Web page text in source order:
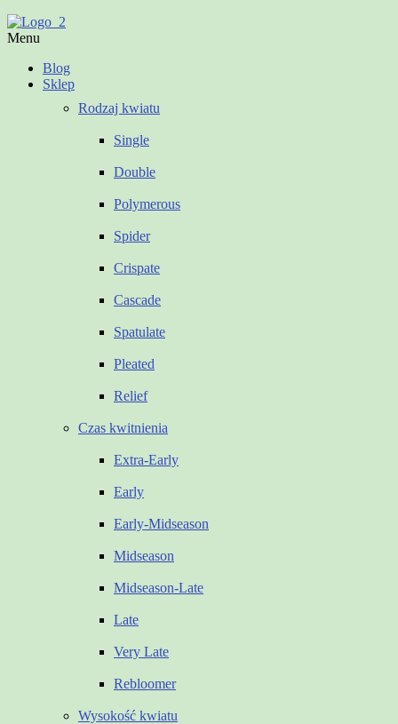
Menu
Blog
Sklep
Rodzaj kwiatu
Single
Double
Polymerous
Spider
Crispate
Cascade
Spatulate
Pleated
Relief
Czas kwitnienia
Extra-Early
Early
Early-Midseason
Midseason
Midseason-Late
Late
Very Late
Rebloomer
Wysokość kwiatu